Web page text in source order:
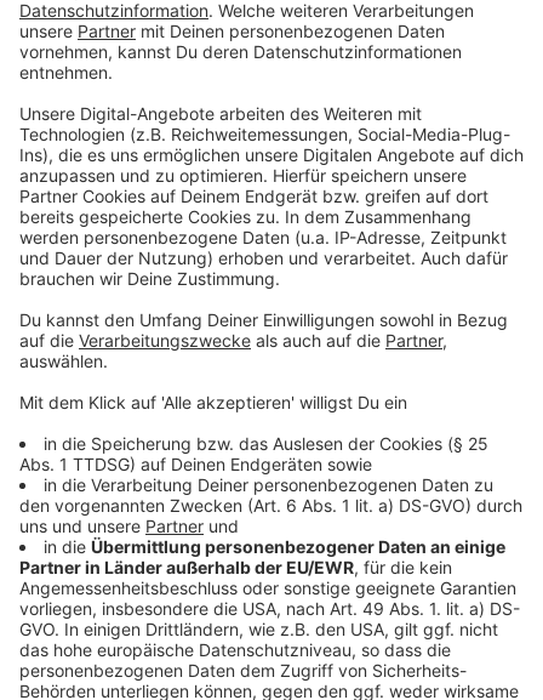
• Wertstoffhof Borken, Einsteinstr. 23
• Wertstoffhof Gronau, Eper Straße 73-77
• Gemeinsamer Wertstoffhof Gescher und Velen,
Estern 41
Die EGW bittet um Verständnis, dass die Ausweitung
des Annahmeservice vorerst nur für die Bürgerinnen
und Bürger der o. g. Städte und nur für Sperrmüll,
Kartonage gilt. Eine Annahme dieser Abfallarten ist auf
den o.a. Wertstoffhöfen nur nach vorheriger
telefonischer Terminvereinbarung möglich.
Anzeige